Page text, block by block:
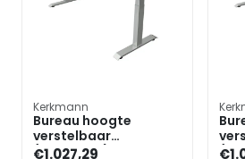
Kerkmann
Bureau hoogte
verstelbaar
(elektrisch) »Move 4«
€1.027,29